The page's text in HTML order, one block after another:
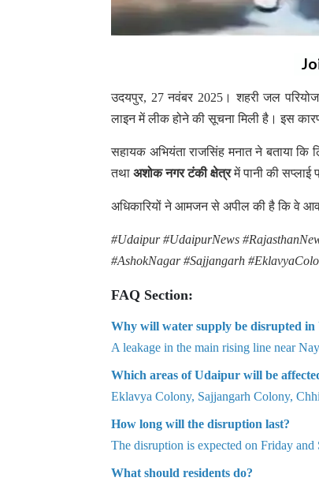
उदयपुर, 27 नवंबर 2025। शहरी जल
लाइन में लीक होने की सूचना मिली है। इस
सहायक अभियंता राजसिंह मनात ने बताया
तथा अशोक नगर टंकी क्षेत्रमें पानी की सप्लाई
अधिकारियों ने आमजन से अपील की है कि वे
#Udaipur #UdaipurNews
#AshokNagar #Sajjangarh
FAQ Section:
Why will water supply be disrupted in
A leakage in the main rising line near
Which areas of Udaipur will be
Eklavya Colony, Sajjangarh Colony,
How long will the disruption last?
The disruption is expected on Friday and
What should residents do?